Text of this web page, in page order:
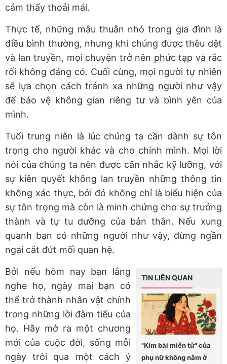
cảm thấy thoải mái.
Thực tế, những mâu thuẫn nhỏ trong gia đình là
điều bình thường, nhưng khi chúng được thêu dệt
và lan truyền, mọi chuyện trở nên phức tạp và rắc
rối không đáng có. Cuối cùng, mọi người tự nhiên
sẽ lựa chọn cách tránh xa những người như vậy
để bảo vệ không gian riêng tư và bình yên của
mình.
Tuổi trung niên là lúc chúng ta cần dành sự tôn
trọng cho người khác và cho chính mình. Mọi lời
nói của chúng ta nên được cân nhắc kỹ lưỡng, với
sự kiên quyết không lan truyền những thông tin
không xác thực, bởi đó không chỉ là biểu hiện của
sự tôn trọng mà còn là minh chứng cho sự trưởng
thành và tự tu dưỡng của bản thân. Nếu xung
quanh bạn có những người như vậy, đừng ngần
ngại cắt đứt mối quan hệ.
TIN LIÊN QUAN
"Kim bài miễn tử" của
phụ nữ không nằm ở
Bởi nếu hôm nay bạn lắng
nghe họ, ngày mai bạn có
thể trở thành nhân vật chính
trong những lời đàm tiếu của
họ. Hãy mở ra một chương
mới của cuộc đời, sống mỗi
ngày trôi qua một cách ý